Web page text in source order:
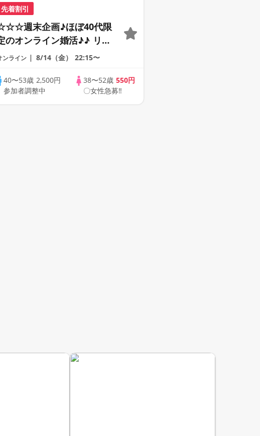
先着割引
週末企画♪ほぼ40代限
のオンライン婚活♪♪ リモ
トの出会い応援♪♪ おうち
方が対象☆ 司会進行あり
♪♪ THE 41s ONLINE
ンライン 8/14（金） 22:15〜
40〜53歳2,500円
参加者調整中
38〜52歳 550円
〇女性急募‼